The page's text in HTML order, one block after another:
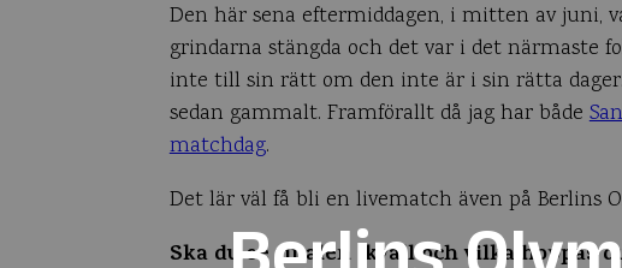
Den här sena eftermiddagen, i mitten av juni,
grindarna stängda och det var i det närmaste
inte till sin rätt om den inte är i sin rätta
sedan gammalt. Framförallt då jag har både
matchdag.
Det lär väl få bli en livematch även på Berlins
Ska du se finalen ikväll och vilka hoppas